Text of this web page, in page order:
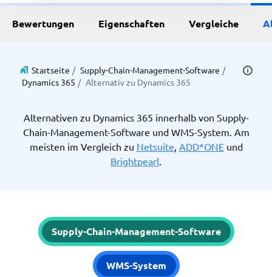
Bewertungen Eigenschaften Vergleiche
Startseite / Supply-Chain-Management-Software /
Dynamics 365 / Alternativ zu Dynamics 365
Alternativen zu Dynamics 365 innerhalb von Supply-
Chain-Management-Software und WMS-System. Am
meisten im Vergleich zu Netsuite, ADD*ONEund
Brightpearl.
Supply-Chain-Management-Software
WMS-System